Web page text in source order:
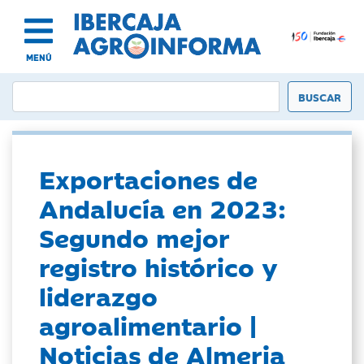
MENÚ
Exportaciones de
Andalucía en 2023:
Segundo mejor
registro histórico y
liderazgo
agroalimentario |
Noticias de Almeria